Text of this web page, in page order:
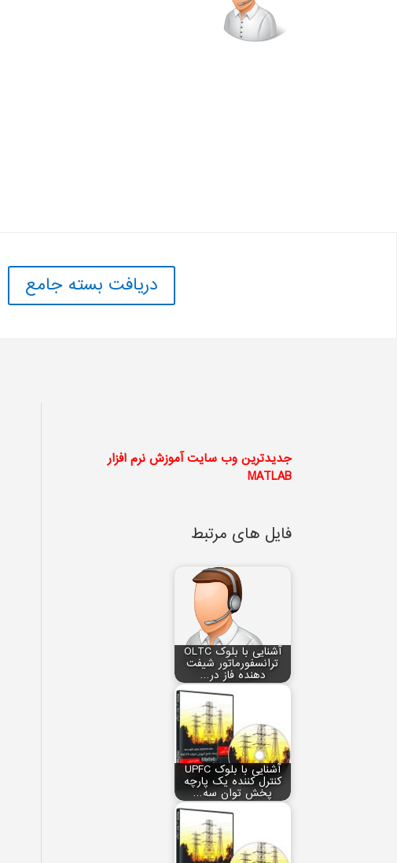
دریافت بسته جامع
جدیدترین وب سایت آموزش نرم افزار
MATLAB
فایل های مرتبط
آشنایی با بلوک OLTC
ترانسفورماتور شیفت
دهنده فاز در…
آشنایی با بلوک UPFC
کنترل کننده یک پارچه
پخش توان سه…